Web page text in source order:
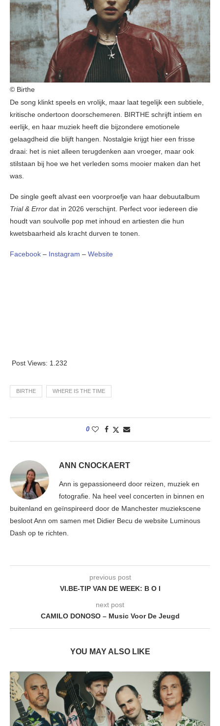
© Birthe
De song klinkt speels en vrolijk, maar laat tegelijk een subtiele,
kritische ondertoon doorschemeren. BIRTHE schrijft intiem en
eerlijk, en haar muziek heeft die bijzondere emotionele
gelaagdheid die blijft hangen. Nostalgie krijgt hier een frisse
draai: het is niet alleen terugdenken aan vroeger, maar ook
stilstaan bij hoe we het verleden soms mooier maken dan het
was.
De single geeft alvast een voorproefje van haar debuutalbum
Trial & Error dat in 2026 verschijnt. Perfect voor iedereen die
houdt van soulvolle pop met inhoud en artiesten die hun
kwetsbaarheid als kracht durven te tonen.
Facebook – Instagram – Website
Post Views: 1.232
BIRTHE WHERE IS THE TIME
0
ANN CNOCKAERT
Ann is gepassioneerd door reizen, muziek en
fotografie. Na heel veel concerten in binnen en
buitenland en geïnspireerd door de Manchester muziekscene
besloot Ann om samen met Didier Becu de website Luminous
Dash op te richten.
previous post
VI.BE-TIP VAN DE WEEK: B O I
next post
CAMILO DONOSO – Music Voor De Jeugd
YOU MAY ALSO LIKE